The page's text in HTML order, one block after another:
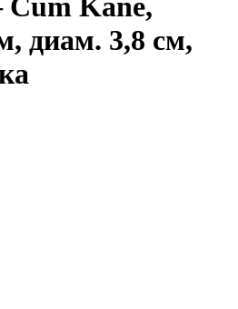
Kane,
диам. 3,8 см,